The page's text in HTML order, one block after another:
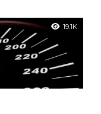
19.1K